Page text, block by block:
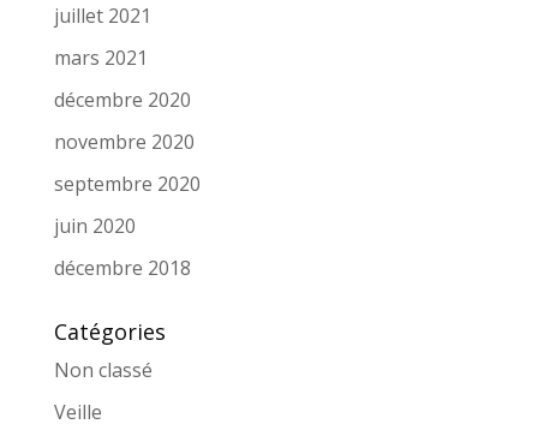
juillet 2021
mars 2021
décembre 2020
novembre 2020
septembre 2020
juin 2020
décembre 2018
Catégories
Non classé
Veille